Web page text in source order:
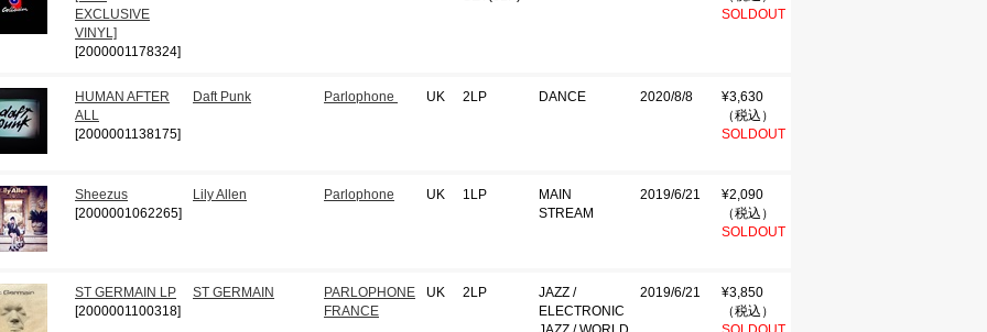
EXCLUSIVE
VINYL]
[2000001178324]
SOLDOUT
HUMAN AFTER
ALL
[2000001138175]
Daft Punk Parlophone ‎ UK 2LP DANCE 2020/8/8
¥3,630
（税込）
SOLDOUT
Sheezus
[2000001062265]
Lily Allen Parlophone UK 1LP
MAIN
STREAM
2019/6/21
¥2,090
（税込）
SOLDOUT
ST GERMAIN LP
[2000001100318]
ST GERMAIN
PARLOPHONE
FRANCE
UK 2LP
JAZZ /
ELECTRONIC
2019/6/21
¥3,850
（税込）